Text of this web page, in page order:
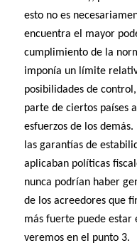
esto no es
encuentra el mayor
cumplimiento de la
imponía un límite
posibilidades de
parte de ciertos países
esfuerzos de los
las garantías de
aplicaban políticas
nunca podrían haber
de los acreedores que
más fuerte puede estar
veremos en el punto 3.